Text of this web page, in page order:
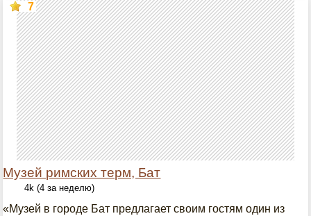
Музей римских терм, Бат
7
4k (4 за неделю)
«Музей в городе Бат предлагает своим гостям один из